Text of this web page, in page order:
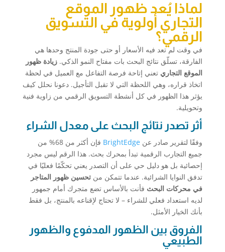
لماذا يُعد ظهور الموقع
التجاري أولوية في التسويق
الرقمي؟
في وقت لم تعد فيه الأسعار أو حتى جودة المنتج وحدها هي
الفارقة، تسلّق نتائج البحث بات مفتاح النمو الذكي. زيادة ظهور
الموقع التجاري تعني إتاحة فرصة التفاعل مع العميل في لحظة
اتخاذ قراره، وهي اللحظة التي لا تقبل التأجيل. دعونا نحلل كيف
يؤثر هذا الظهور في كل أنشطة التسويق الرقمي من زاوية فنية
وتحويلية.
أثر تصدر نتائج البحث على معدل الشراء
وفقًا لتقرير صادر عن BrightEdge
فإن أكثر من 68% من
جميع التجارب الرقمية تبدأ بمحرك بحث. هذا الرقم ليس مجرد
إحصائية بل هو دليل حي على أن التصدر يعني تحكّمًا فعليًا في
تدفق النوايا الشرائية. عندما تتمكن من تحسين ظهور المتاجر
في محركات البحث فأنت بالأساس تضع متجرك أمام جمهور
لديه استعداد فعلي للشراء – لا تحتاج لإقناعه بالمنتج، بل فقط
بأنك الخيار الأمثل.
الفروق بين الظهور المدفوع والظهور
الطبيعي